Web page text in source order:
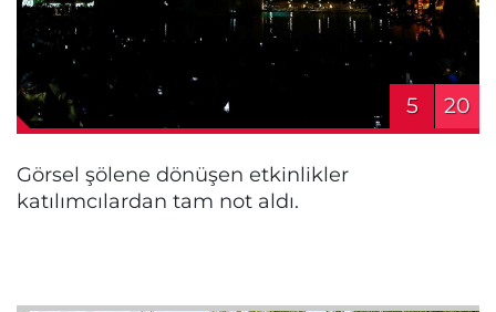
5 20
Görsel şölene dönüşen etkinlikler
katılımcılardan tam not aldı.